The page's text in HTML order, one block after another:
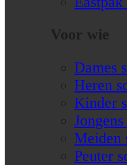
Voor wie
Dames
Heren
Kinder
Meiden
Peuter